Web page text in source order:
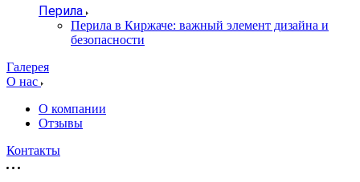
Перила
Перила в Киржаче: важный элемент дизайна и
безопасности
Галерея
О нас
О компании
Отзывы
Контакты